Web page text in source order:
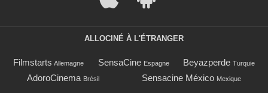
ALLOCINÉ À L'ÉTRANGER
Filmstarts Allemagne SensaCine Espagne Beyazperde Turquie
AdoroCinema Brésil Sensacine México Mexique